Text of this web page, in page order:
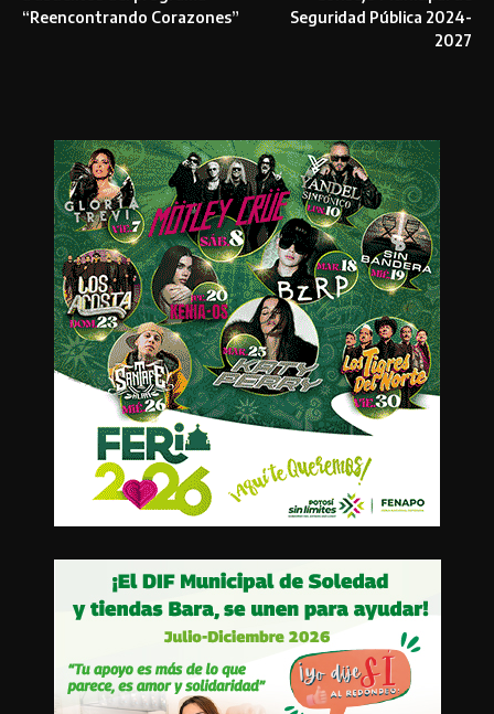
“Reencontrando Corazones”
Seguridad Pública 2024-
2027